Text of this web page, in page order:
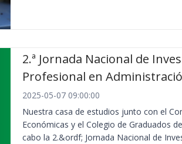
2.ª Jornada Nacional de
Profesional en
2025-05-07 09:00:00
Nuestra casa de estudios junto con el
Económicas y el Colegio de Graduados
cabo la 2.&ordf; Jornada Nacional de